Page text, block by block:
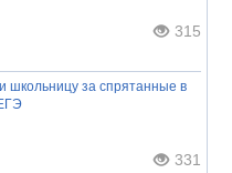
315
школьницу за спрятанные в
331